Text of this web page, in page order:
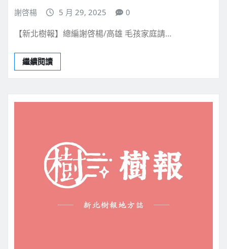
謝啓楊 5 月 29, 2025 0
【新北樹報】總編謝啓楊/高雄 毛孩家庭請…
繼續閱讀